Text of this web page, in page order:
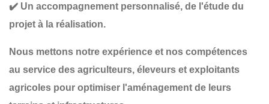
✔️ Un accompagnement personnalisé, de l'étude du
projet à la réalisation.
Nous mettons notre expérience et nos compétences
au service des agriculteurs, éleveurs et exploitants
agricoles pour optimiser l'aménagement de leurs